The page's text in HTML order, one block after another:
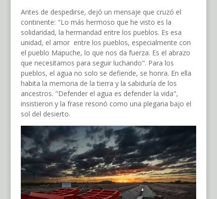
Antes de despedirse, dejó un mensaje que cruzó el
continente: "Lo más hermoso que he visto es la
solidaridad, la hermandad entre los pueblos. Es esa
unidad, el amor entre los pueblos, especialmente con
el pueblo Mapuche, lo que nos da fuerza. Es el abrazo
que necesitamos para seguir luchando". Para los
pueblos, el agua no solo se defiende, se honra. En ella
habita la memoria de la tierra y la sabiduría de los
ancestros. "Defender el agua es defender la vida",
insistieron y la frase resonó como una plegaria bajo el
sol del desierto.